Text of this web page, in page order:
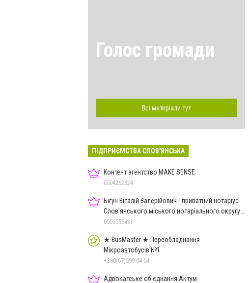
Голос громади
Всі матеріали тут
ПІДПРИЄМСТВА СЛОВ'ЯНСЬКА
Контент агентство MAKE SENSE
0504262624
Бігун Віталій Валерійович - приватний нотаріус
Слов'янського міського нотаріального округу
Дон.обл.
0506555431
★ BusMaster ★ Переобладнання
Мікроавтобусів №1
+380(67)599-04-04
Адвокатське об'єднання Актум